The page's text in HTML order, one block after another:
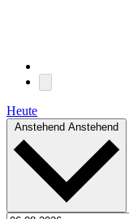
Heute
Anstehend Anstehend